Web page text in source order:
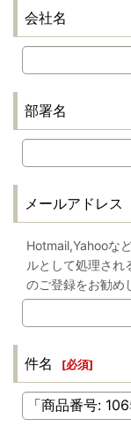
会社名
部署名
メールアドレス
Hotmail,Yahooな
ルとして処理され
のご登録をお勧め
件名 [必須]